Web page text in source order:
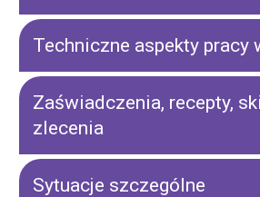
Techniczne aspekty pracy
Zaświadczenia, recepty,
zlecenia
Sytuacje szczególne